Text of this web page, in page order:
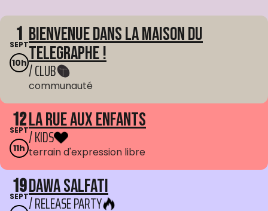
1
SEPT
10h
Bienvenue dans La Maison du
Telegraphe !
/ CLUB
communauté
12
SEPT
11h
La Rue aux enfants
/ KIDS
terrain d'expression libre
19
SEPTDawa Salfati
/ RELEASE PARTY